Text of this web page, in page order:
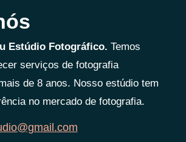
Estúdio Fotográfico. Temos
serviços de fotografia
de 8 anos. Nosso estúdio tem
no mercado de fotografia.